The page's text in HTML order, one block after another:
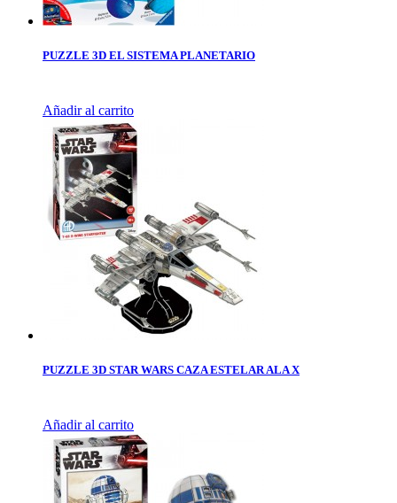
PUZZLE 3D EL SISTEMA PLANETARIO
Añadir al carrito
PUZZLE 3D STAR WARS CAZA ESTELAR ALA X
Añadir al carrito